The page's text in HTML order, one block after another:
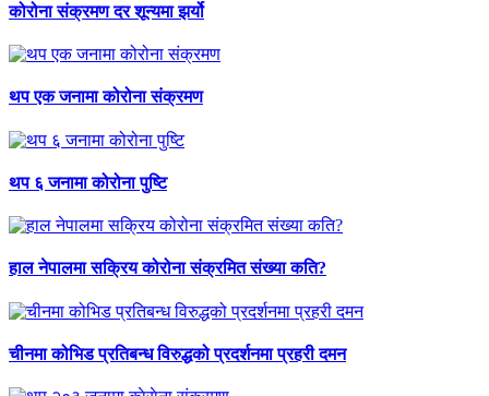
कोरोना संक्रमण दर शून्यमा झर्यो
थप एक जनामा कोरोना संक्रमण
थप ६ जनामा कोरोना पुष्टि
हाल नेपालमा सक्रिय कोरोना संक्रमित संख्या कति?
चीनमा कोभिड प्रतिबन्ध विरुद्धको प्रदर्शनमा प्रहरी दमन